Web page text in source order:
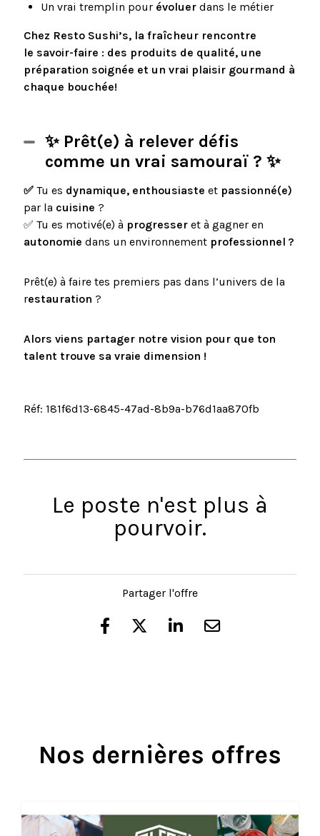
Un vrai tremplin pour évoluerdans le métier
Chez Resto Sushi’s, la fraîcheur rencontre
le savoir-faire : des produits de qualité, une
préparation soignée et un vrai plaisir gourmand à
chaque bouchée!
✨ Prêt(e) à relever défis
comme un vrai samouraï ? ✨
✅ Tu es dynamique, enthousiaste et passionné(e)
par la cuisine ?
✅ Tu es motivé(e) à progresseret à gagner en
autonomie dans un environnement professionnel ?
Prêt(e) à faire tes premiers pas dans l’univers de la
restauration ?
Alors viens partager notre vision pour que ton
talent trouve sa vraie dimension !
Réf: 181f6d13-6845-47ad-8b9a-b76d1aa870fb
Le poste n'est plus à
pourvoir.
Partager l'offre
Nos dernières offres